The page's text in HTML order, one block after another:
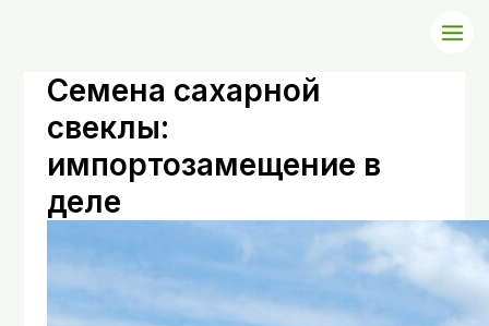
Семена сахарной
свеклы:
импортозамещение в
деле